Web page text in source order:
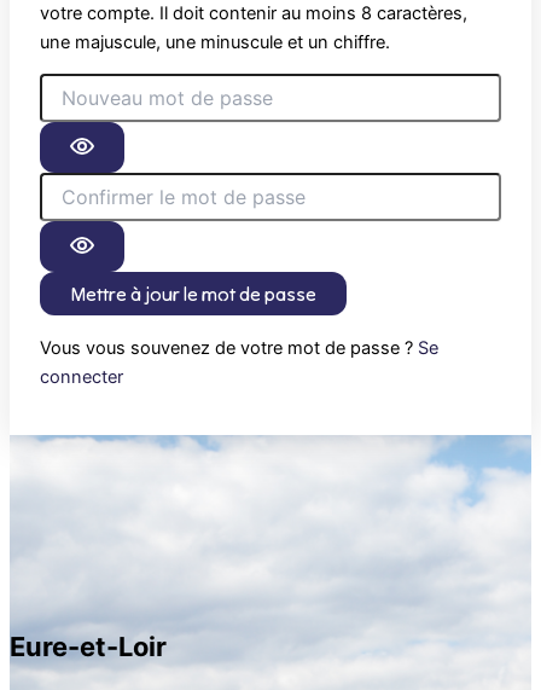
votre compte. Il doit contenir au moins 8 caractères,
une majuscule, une minuscule et un chiffre.
Mettre à jour le mot de passe
Vous vous souvenez de votre mot de passe ? Se
connecter
Eure-et-Loir